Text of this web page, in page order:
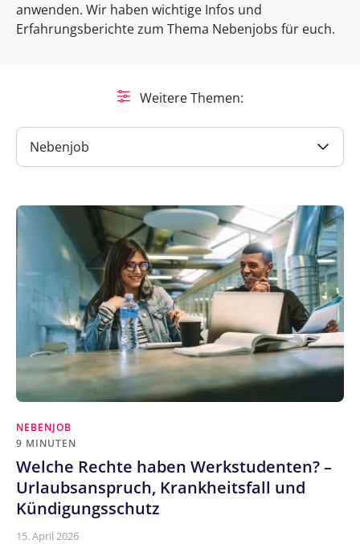
anwenden. Wir haben wichtige Infos und
Erfahrungsberichte zum Thema Nebenjobs für euch.
Weitere Themen:
Nebenjob
NEBENJOB
9 MINUTEN
Welche Rechte haben Werkstudenten? –
Urlaubsanspruch, Krankheitsfall und
Kündigungsschutz
15. April 2026